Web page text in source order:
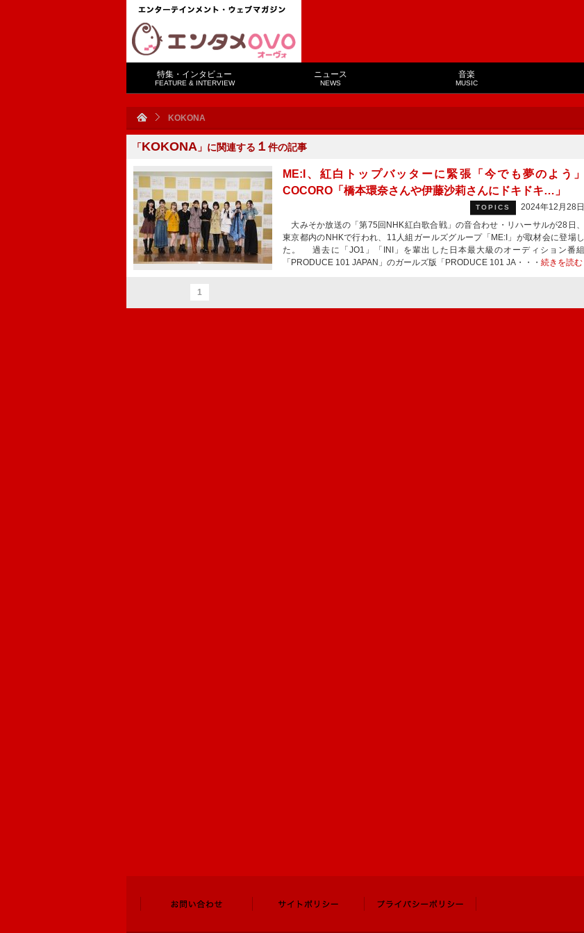
特集・インタビュー
FEATURE & INTERVIEW
ニュース
NEWS
音楽
MUSIC
KOKONA
「KOKONA 」に関連する １ 件の記事
ME:I、紅白トップバッターに緊張「今でも夢のよう」
COCORO「橋本環奈さんや伊藤沙莉さんにドキドキ…」
TOPICS
2024年12月28日
大みそか放送の「第75回NHK紅白歌合戦」の音合わせ・リハーサルが28日、
東京都内のNHKで行われ、11人組ガールズグループ「ME:I」が取材会に登場し
た。 過去に「JO1」「INI」を輩出した日本最大級のオーディション番組
「PRODUCE 101 JAPAN」のガールズ版「PRODUCE 101 JA・・・ 続きを読む
1